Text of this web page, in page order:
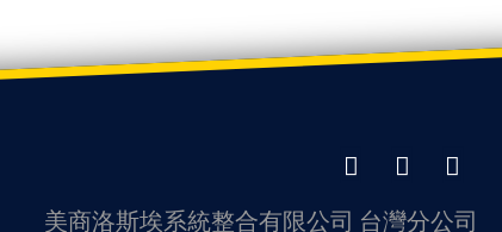
LinkedIn FacebookTwitter
美商洛斯埃系統整合有限公司 台灣分公司